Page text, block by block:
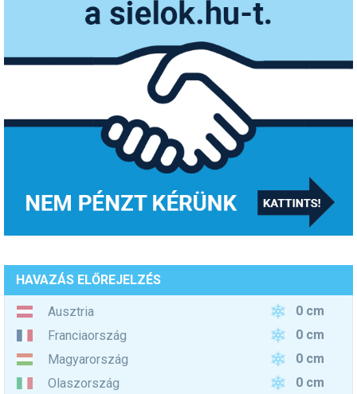
HAVAZÁS ELŐREJELZÉS
Ausztria
0 cm
Franciaország
0 cm
Magyarország
0 cm
Olaszország
0 cm